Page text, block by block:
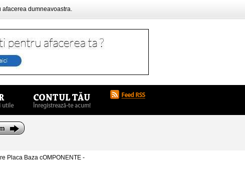
dumneavoastra.
Placa Baza cOMPONENTE -